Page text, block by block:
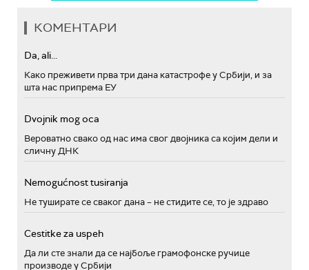
КОМЕНТАРИ
Da, ali...
Како преживети прва три дана катастрофе у Србији, и за
шта нас припрема ЕУ
Dvojnik mog oca
Вероватно свако од нас има свог двојника са којим дели и
сличну ДНК
Nemogućnost tusiranja
Не туширате се сваког дана – не стидите се, то је здраво
Cestitke za uspeh
Да ли сте знали да се најбоље грамофонске ручице
производе у Србији